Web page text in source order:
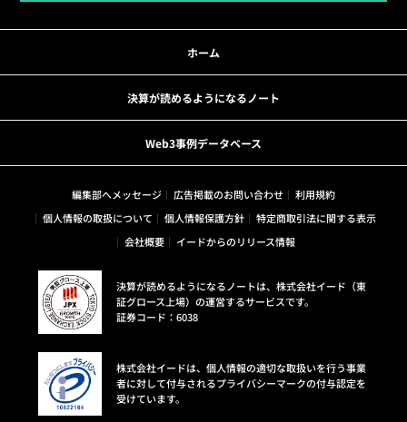
ホーム
決算が読めるようになるノート
Web3事例データベース
編集部へメッセージ 広告掲載のお問い合わせ
利用規約
個人情報の取扱について
個人情報保護方針
特定商取引法に関する表示
会社概要
イードからのリリース情報
決算が読めるようになるノートは、株式会社イード（東
証グロース上場）の運営するサービスです。
証券コード：6038
株式会社イードは、個人情報の適切な取扱いを行う事業
者に対して付与されるプライバシーマークの付与認定を
受けています。